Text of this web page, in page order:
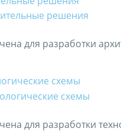
для разработки
схемы
для разработки